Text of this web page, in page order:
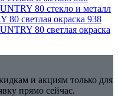
80 стекло и металл
80 светлая окраска
и акциям только для
прямо сейчас.